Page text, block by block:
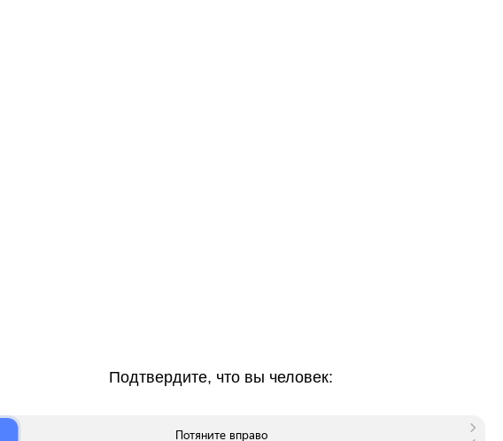
Подтвердите, что вы человек: